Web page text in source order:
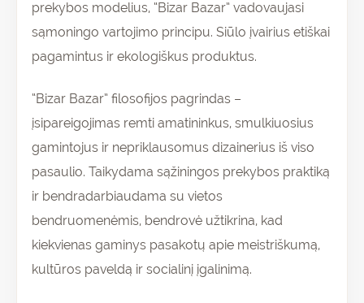
prekybos modelius, “Bizar Bazar” vadovaujasi
sąmoningo vartojimo principu. Siūlo įvairius etiškai
pagamintus ir ekologiškus produktus.
“Bizar Bazar” filosofijos pagrindas –
įsipareigojimas remti amatininkus, smulkiuosius
gamintojus ir nepriklausomus dizainerius iš viso
pasaulio. Taikydama sąžiningos prekybos praktiką
ir bendradarbiaudama su vietos
bendruomenėmis, bendrovė užtikrina, kad
kiekvienas gaminys pasakotų apie meistriškumą,
kultūros paveldą ir socialinį įgalinimą.